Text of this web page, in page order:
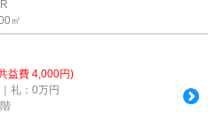
㎡
益費 4,000円)
礼：0万円